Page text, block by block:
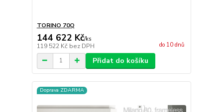
TORINO 70Q
144 622 Kč/ks
119 522 Kč bez DPH do 10 dnů
Přidat do košíku
Doprava ZDARMA